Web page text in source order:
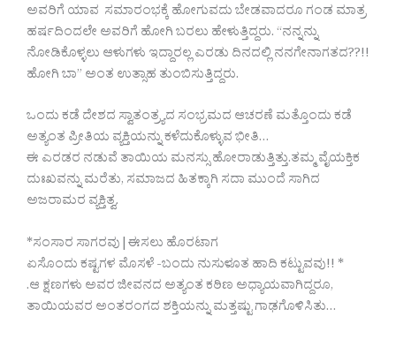
ಅವರಿಗೆ ಯಾವ ಸಮಾರಂಭಕ್ಕೆ ಹೋಗುವದು ಬೇಡವಾದರೂ ಗಂಡ ಮಾತ್ರ
ಹರ್ಷದಿಂದಲೇ ಅವರಿಗೆ ಹೋಗಿ ಬರಲು ಹೇಳುತ್ತಿದ್ದರು. “ನನ್ನನ್ನು
ನೋಡಿಕೊಳ್ಳಲು ಆಳುಗಳು ಇದ್ದಾರಲ್ಲ ಎರಡು ದಿನದಲ್ಲಿ ನನಗೇನಾಗತದ??!!
ಹೋಗಿ ಬಾ” ಅಂತ ಉತ್ಸಾಹ ತುಂಬಿಸುತ್ತಿದ್ದರು.
ಒಂದು ಕಡೆ ದೇಶದ ಸ್ವಾತಂತ್ರ್ಯದ ಸಂಭ್ರಮದ ಆಚರಣೆ ಮತ್ತೊಂದು ಕಡೆ
ಅತ್ಯಂತ ಪ್ರೀತಿಯ ವ್ಯಕ್ತಿಯನ್ನು ಕಳೆದುಕೊಳ್ಳುವ ಭೀತಿ…
ಈ ಎರಡರ ನಡುವೆ ತಾಯಿಯ ಮನಸ್ಸು ಹೋರಾಡುತ್ತಿತ್ತು.ತಮ್ಮ ವೈಯಕ್ತಿಕ
ದುಃಖವನ್ನು ಮರೆತು, ಸಮಾಜದ ಹಿತಕ್ಕಾಗಿ ಸದಾ ಮುಂದೆ ಸಾಗಿದ
ಅಜರಾಮರ ವ್ಯಕ್ತಿತ್ವ.
*ಸಂಸಾರ ಸಾಗರವು|ಈಸಲು ಹೊರಟಾಗ
ಏಸೊಂದು ಕಷ್ಟಗಳ ಮೊಸಳೆ -ಬಂದು ನುಸುಳೂತ ಹಾದಿ ಕಟ್ಟುವವು!! *
.ಆ ಕ್ಷಣಗಳು ಅವರ ಜೀವನದ ಅತ್ಯಂತ ಕಠಿಣ ಅಧ್ಯಾಯವಾಗಿದ್ದರೂ,
ತಾಯಿಯವರ ಅಂತರಂಗದ ಶಕ್ತಿಯನ್ನು ಮತ್ತಷ್ಟು ಗಾಢಗೊಳಿಸಿತು…